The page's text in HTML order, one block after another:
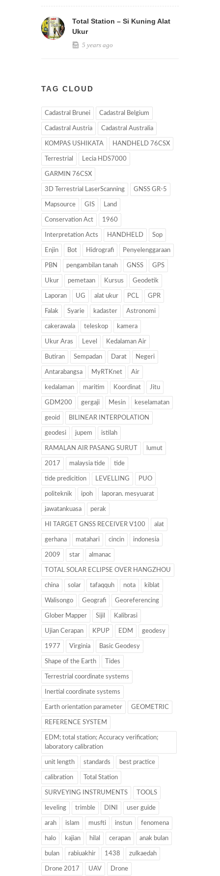
Total Station – Si Kuning Alat
Ukur
5 years ago
TAG CLOUD
Cadastral Brunei Cadastral Belgium
Cadastral Austria Cadastral Australia
KOMPAS USHIKATA HANDHELD 76CSX
Terrestrial Lecia HDS7000
GARMIN 76CSX
3D Terrestrial LaserScanning GNSS GR-5
Mapsource GIS Land
Conservation Act 1960
Interpretation Acts HANDHELD Sop
Enjin Bot Hidrografi Penyelenggaraan
PBN pengambilan tanah GNSS GPS
Ukur pemetaan Kursus Geodetik
Laporan UG alat ukur PCL GPR
Falak Syarie kadaster Astronomi
cakerawala teleskop kamera
Ukur Aras Level Kedalaman Air
Butiran Sempadan Darat Negeri
Antarabangsa MyRTKnet Air
kedalaman maritim Koordinat Jitu
GDM200 gergaji Mesin keselamatan
geoid BILINEAR INTERPOLATION
geodesi jupem istilah
RAMALAN AIR PASANG SURUT lumut
2017 malaysia tide tide
tide predicition LEVELLING PUO
politeknik ipoh laporan. mesyuarat
jawatankuasa perak
HI TARGET GNSS RECEIVER V100 alat
gerhana matahari cincin indonesia
2009 star almanac
TOTAL SOLAR ECLIPSE OVER HANGZHOU
china solar tafaqquh nota kiblat
Walisongo Geografi Georeferencing
Glober Mapper Sijil Kalibrasi
Ujian Cerapan KPUP EDM geodesy
1977 Virginia Basic Geodesy
Shape of the Earth Tides
Terrestrial coordinate systems
Inertial coordinate systems
Earth orientation parameter GEOMETRIC
REFERENCE SYSTEM
EDM; total station; Accuracy verification;
laboratory calibration
unit length standards best practice
calibration Total Station
SURVEYING INSTRUMENTS TOOLS
leveling trimble DINI user guide
arah islam musfti instun fenomena
halo kajian hilal cerapan anak bulan
bulan rabiuakhir 1438 zulkaedah
Drone 2017 UAV Drone